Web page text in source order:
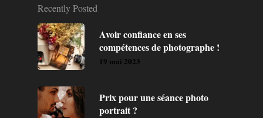
Recently Posted
Avoir confiance en ses
compétences de photographe !
19 mai 2023
Prix pour une séance photo
portrait ?